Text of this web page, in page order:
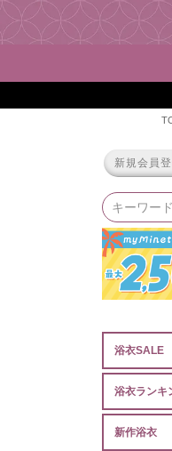
新規会員
浴衣SALE
浴衣ランキ
新作浴衣